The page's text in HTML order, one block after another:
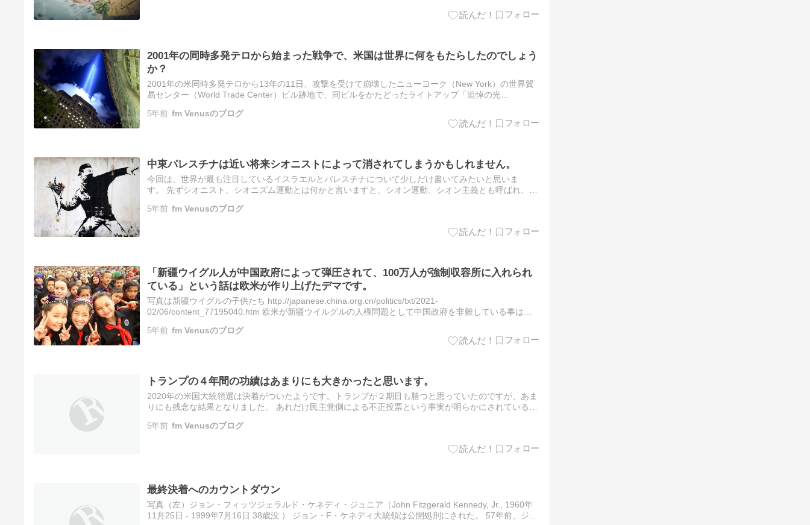
2001年の同時多発テロから始まった戦争で、米国は世界に何をもたらしたのでしょう
か？
2001年の米同時多発テロから13年の11日、攻撃を受けて崩壊したニューヨーク（New York）の世界貿
易センター（World Trade Center）ビル跡地で、同ビルをかたどったライトアップ「追悼の光
5年前 fm Venusのブログ
中東パレスチナは近い将来シオニストによって消されてしまうかもしれません。
今回は、世界が最も注目しているイスラエルとパレスチナについて少しだけ書いてみたいと思いま
す。 先ずシオニスト、シオニズム運動とは何かと言いますと、シオン運動、シオン主義とも呼ばれ、イ
ニズム…
5年前 fm Venusのブログ
「新疆ウイグル人が中国政府によって弾圧されて、100万人が強制収容所に入れられ
ている」という話は欧米が作り上げたデマです。
写真は新疆ウイグルの子供たち http://japanese.china.org.cn/politics/txt/2021-
02/06/content_77195040.htm 欧米が新疆ウイルグルの人権問題として中国政府を非難している事はあ
5年前 fm Venusのブログ
トランプの４年間の功績はあまりにも大きかったと思います。
2020年の米国大統領選は決着がついたようです。トランプが２期目も勝つと思っていたのですが、あま
りにも残念な結果となりました。 あれだけ民主党側による不正投票という事実が明らかにされているの
5年前 fm Venusのブログ
最終決着へのカウントダウン
写真（左）ジョン・フィッツジェラルド・ケネディ・ジュニア（John Fitzgerald Kennedy, Jr., 1960年
11月25日 - 1999年7月16日 38歳没 ） ジョン・F・ケネディ大統領は公開処刑にされた。 57年前、ジョ